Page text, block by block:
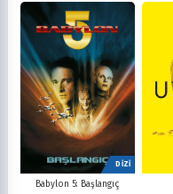
DİZİ
Babylon 5: Başlangıç